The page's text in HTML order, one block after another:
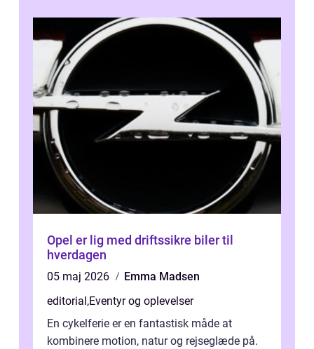
Opel er lig med driftssikre biler til
hverdagen
05 maj 2026
Emma Madsen
editorial,Eventyr og oplevelser
En cykelferie er en fantastisk måde at
kombinere motion, natur og rejseglæde på.